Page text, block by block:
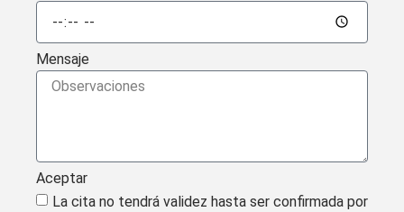
Mensaje
Aceptar
La cita no tendrá validez hasta ser confirmada por